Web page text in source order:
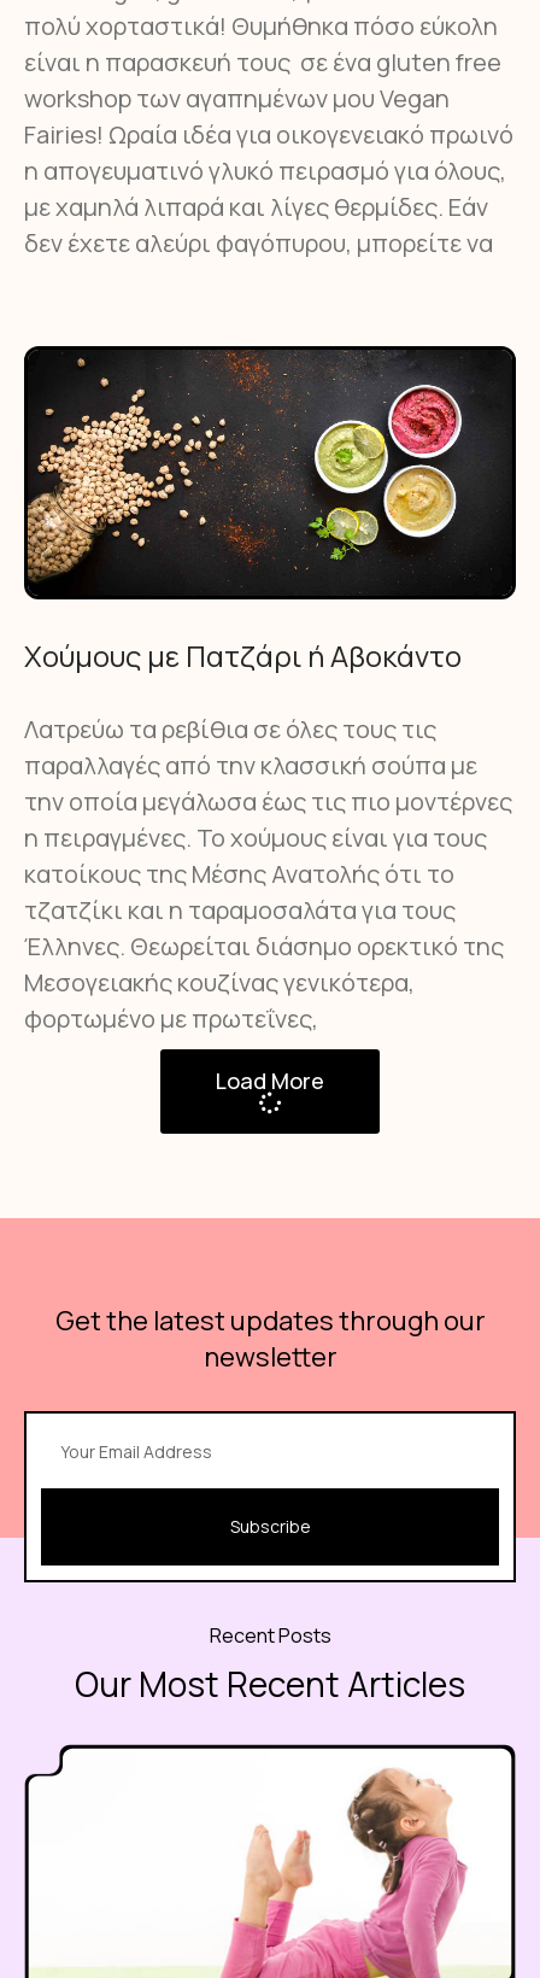
πολύ χορταστικά! Θυμήθηκα πόσο εύκολη
είναι η παρασκευή τους σε ένα gluten free
workshop των αγαπημένων μου Vegan
Fairies! Ωραία ιδέα για οικογενειακό πρωινό
η απογευματινό γλυκό πειρασμό για όλους,
με χαμηλά λιπαρά και λίγες θερμίδες. Εάν
δεν έχετε αλεύρι φαγόπυρου, μπορείτε να
Χούμους με Πατζάρι ή Αβοκάντο
Λατρεύω τα ρεβίθια σε όλες τους τις
παραλλαγές από την κλασσική σούπα με
την οποία μεγάλωσα έως τις πιο μοντέρνες
η πειραγμένες. Το χούμους είναι για τους
κατοίκους της Μέσης Ανατολής ότι το
τζατζίκι και η ταραμοσαλάτα για τους
Έλληνες. Θεωρείται διάσημο ορεκτικό της
Μεσογειακής κουζίνας γενικότερα,
φορτωμένο με πρωτεΐνες,
Load More
Get the latest updates through our
newsletter
Subscribe
Recent Posts
Our Most Recent Articles